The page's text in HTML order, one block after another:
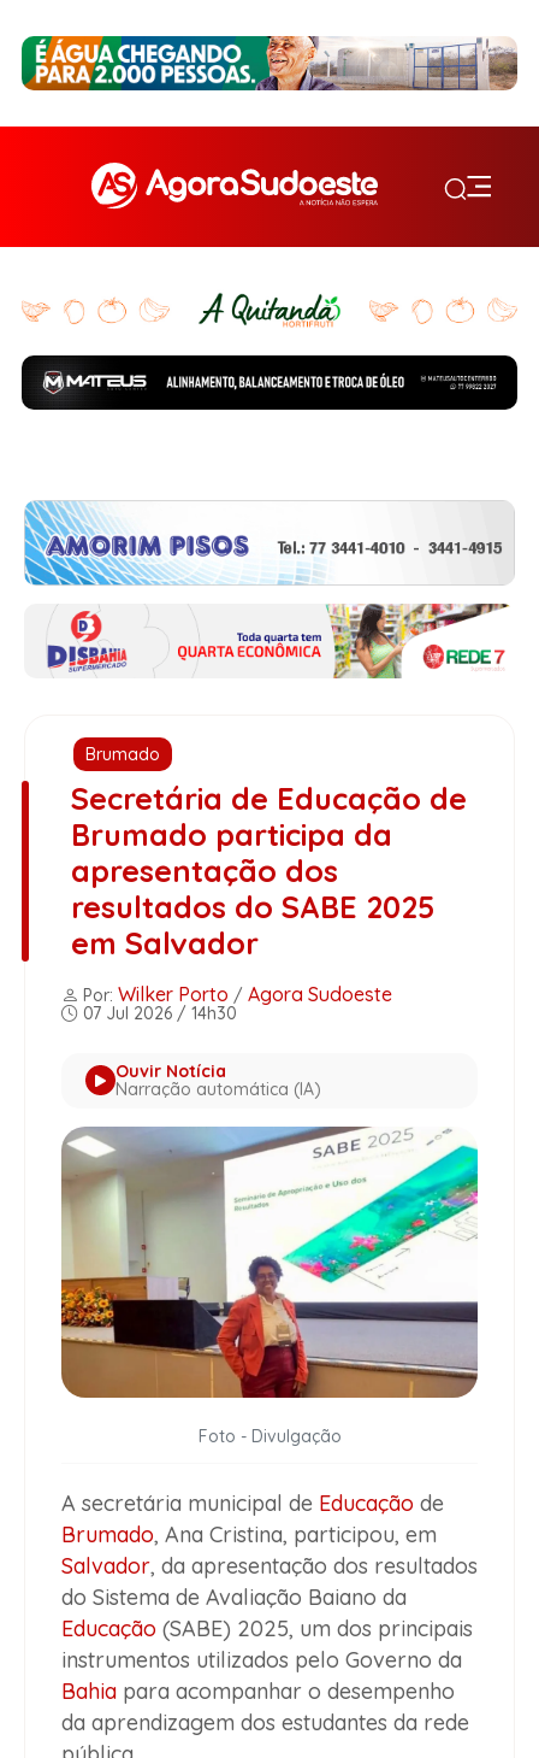
Brumado
Secretária de Educação de
Brumado participa da
apresentação dos
resultados do SABE 2025
em Salvador
Por: Wilker Porto / Agora Sudoeste
07 Jul 2026 / 14h30
Ouvir Notícia
Narração automática (IA)
Foto - Divulgação
A secretária municipal de Educação de
Brumado, Ana Cristina, participou, em
Salvador, da apresentação dos resultados
do Sistema de Avaliação Baiano da
Educação (SABE) 2025, um dos principais
instrumentos utilizados pelo Governo da
Bahia para acompanhar o desempenho
da aprendizagem dos estudantes da rede